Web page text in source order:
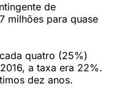
de
milhões para quase
quatro (25%)
a taxa era 22%.
dez anos.